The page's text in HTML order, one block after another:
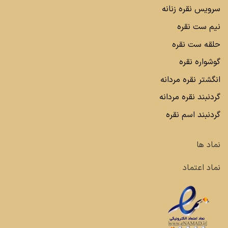
تبدیل کرده است. برخی از ساعت های مردانه نقره لوکس نیز
دارای نگین های خاص و یا حکاکی های زیبا هستند که جلوه ای
ویژه به این ساعت ها می بخشد که از آن جمله می توان به
ساعت نقره سیاه قلم با نگین های مارکازیت اشاره کرد که از برند
های معروف نظیر سما (SAMA) یا H&D می باشند.
از طرفی، قیمت ساعت مردانه نقره نیز بسته به برند و ویژگی های
آن متنوع است و بر اساس
لوکس گلامور تلاش می کند تا با عرضه انواع مدل های مختلف، از
جمله ساعت های مردانه نقره شیک و مدل های جدید ساعت
توانند انتخابی عالی برای موقعیت های رسمی و حتی روزانه
عزیزان خود نیز ست کنید که نمونه های ان در بخش
ساعت مردانه استیل
ساعت مردانه استیل، یکی از پرطرفدارترین انواع ساعت ها در بین
سرویس نقره زنانه
نیم ست نقره
حلقه ست نقره
گوشواره نقره
انگشتر نقره مردانه
گردنبند نقره مردانه
گردنبند اسم نقره
نماد ها
نماد اعتماد